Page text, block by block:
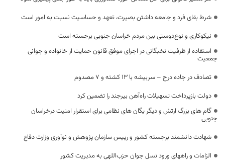
شرط بقای فرد و جامعه داشتن بصیرت، تعهد و حساسیت نسبت به امور است
نیکوکاری و نوع‌دوستی بین مردم خراسان جنوبی برجسته است
استفاده از ظرفیت نخبگانی در اجرای موفق قانون حمایت از خانواده و جوانی
جمعیت
تصادف در جاده درح – سربیشه با ۱3 کشته و 7 مصدوم
دولت بازپرداخت تسهیلات راه‌آهن بیرجند را تضمین کرد
گام های بزرگ ارتش و دیگر یگان های نظامی برای استقرار امنیت درخراسان
جنوبی
شهادت دانشمند برجسته کشور و رییس سازمان پژوهش و نوآوری وزارت دفاع
الزامات و راههای ورود نسل جوان حزب‌اللهی به مدیریت کشور